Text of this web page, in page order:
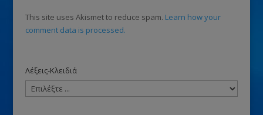
This site uses Akismet to reduce spam. Learn how your
comment data is processed.
Λέξεις-Κλειδιά